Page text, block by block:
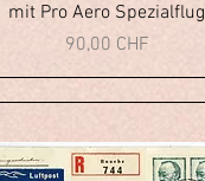
mit Pro Aero Spezialflug
Prezzo
90,00 CHF